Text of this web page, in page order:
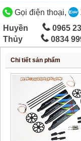
Gọi điện thoại,
Huyền
0965
Thủy
0834
Chi tiết sản phẩm